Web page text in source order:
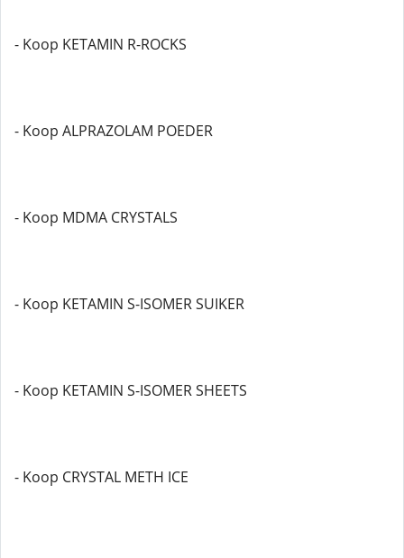
- Koop KETAMIN R-ROCKS
- Koop ALPRAZOLAM POEDER
- Koop MDMA CRYSTALS
- Koop KETAMIN S-ISOMER SUIKER
- Koop KETAMIN S-ISOMER SHEETS
- Koop CRYSTAL METH ICE